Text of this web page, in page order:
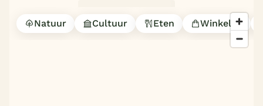
Natuur Cultuur Eten Winkelen